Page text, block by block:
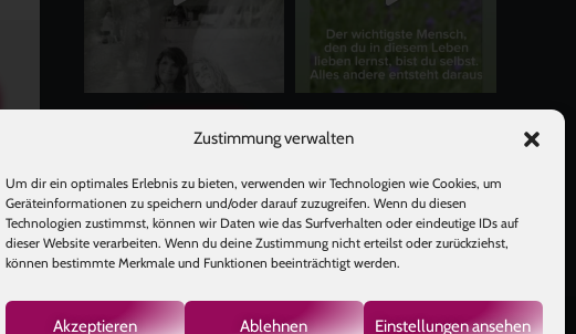
Zustimmung verwalten
Um dir ein optimales Erlebnis zu bieten, verwenden wir Technologien wie Cookies, um
Geräteinformationen zu speichern und/oder darauf zuzugreifen. Wenn du diesen
Technologien zustimmst, können wir Daten wie das Surfverhalten oder eindeutige IDs auf
dieser Website verarbeiten. Wenn du deine Zustimmung nicht erteilst oder zurückziehst,
können bestimmte Merkmale und Funktionen beeinträchtigt werden.
Akzeptieren Ablehnen Einstellungen ansehen
Mehr laden Auf Instagram folgen